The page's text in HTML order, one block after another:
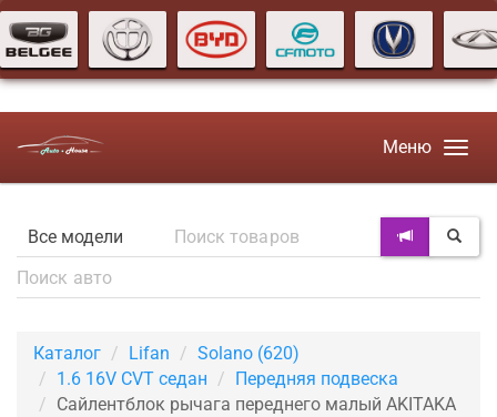
Меню
Каталог Lifan
Solano (620)
1.6 16V CVT седан
Передняя подвеска
Сайлентблок рычага переднего малый AKITAKA